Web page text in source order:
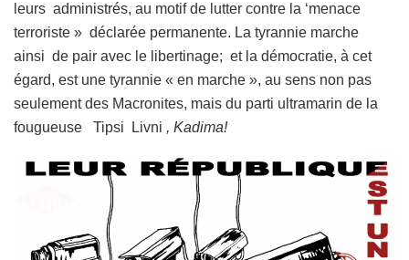
leurs administrés, au motif de lutter contre la ‘menace
terroriste » déclarée permanente. La tyrannie marche
ainsi de pair avec le libertinage; et la démocratie, à cet
égard, est une tyrannie « en marche », au sens non pas
seulement des Macronites, mais du parti ultramarin de la
fougueuse Tipsi Livni , Kadima!